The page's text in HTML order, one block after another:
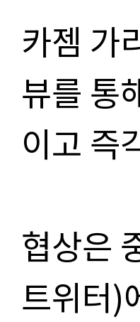
카젬 가
뷰를 통
이고 즉
협상은
트위터)